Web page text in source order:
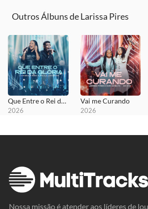
Outros Álbuns de Larissa Pires
Que Entre o Rei da Glória
2026
Vai me Curando
2026
Nossa missão é atender aos líderes de